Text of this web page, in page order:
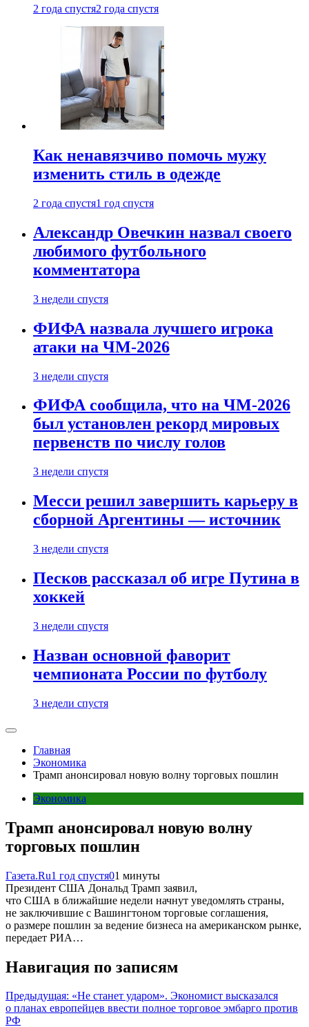
2 года спустя2 года спустя
Как ненавязчиво помочь мужу
изменить стиль в одежде
2 года спустя1 год спустя
Александр Овечкин назвал своего
любимого футбольного
комментатора
3 недели спустя
ФИФА назвала лучшего игрока
атаки на ЧМ-2026
3 недели спустя
ФИФА сообщила, что на ЧМ-2026
был установлен рекорд мировых
первенств по числу голов
3 недели спустя
Месси решил завершить карьеру в
сборной Аргентины — источник
3 недели спустя
Песков рассказал об игре Путина в
хоккей
3 недели спустя
Назван основной фаворит
чемпионата России по футболу
3 недели спустя
Главная
Экономика
Трамп анонсировал новую волну торговых пошлин
Экономика
Трамп анонсировал новую волну
торговых пошлин
Газета.Ru1 год спустя01 минуты
Президент США Дональд Трамп заявил,
что США в ближайшие недели начнут уведомлять страны,
не заключившие с Вашингтоном торговые соглашения,
о размере пошлин за ведение бизнеса на американском рынке,
передает РИА…
Навигация по записям
Предыдущая: «Не станет ударом». Экономист высказался
о планах европейцев ввести полное торговое эмбарго против
РФ